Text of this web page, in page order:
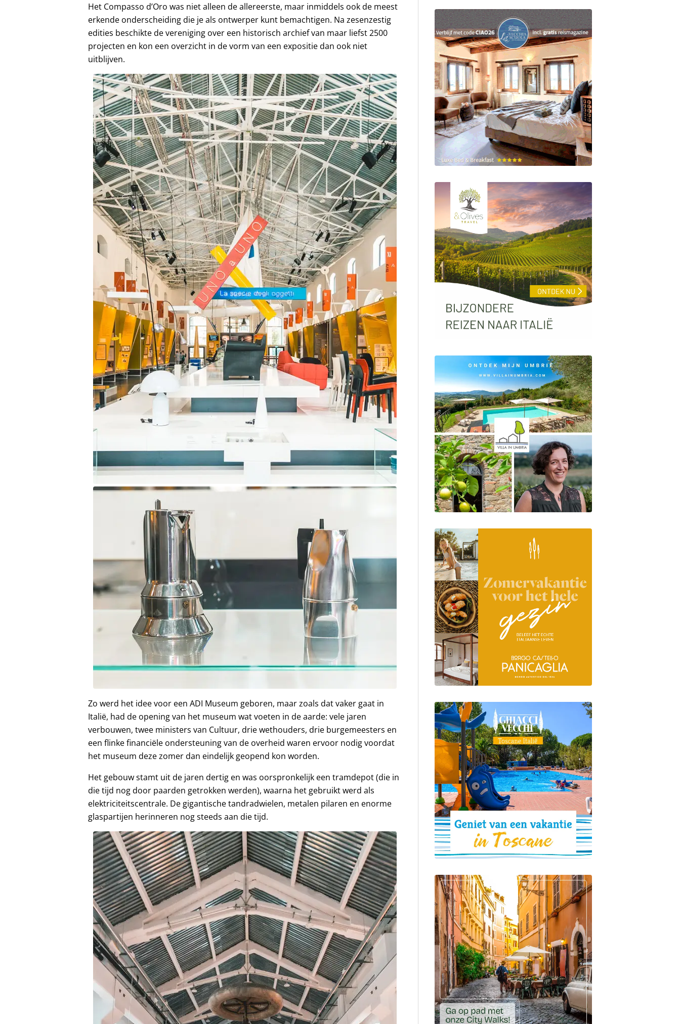
Het Compasso d’Oro was niet alleen de allereerste, maar inmiddels ook de meest
erkende onderscheiding die je als ontwerper kunt bemachtigen. Na zesenzestig
edities beschikte de vereniging over een historisch archief van maar liefst 2500
projecten en kon een overzicht in de vorm van een expositie dan ook niet
uitblijven.
Zo werd het idee voor een ADI Museum geboren, maar zoals dat vaker gaat in
Italië, had de opening van het museum wat voeten in de aarde: vele jaren
verbouwen, twee ministers van Cultuur, drie wethouders, drie burgemeesters en
een flinke financiële ondersteuning van de overheid waren ervoor nodig voordat
het museum deze zomer dan eindelijk geopend kon worden.
Het gebouw stamt uit de jaren dertig en was oorspronkelijk een tramdepot (die in
die tijd nog door paarden getrokken werden), waarna het gebruikt werd als
elektriciteitscentrale. De gigantische tandradwielen, metalen pilaren en enorme
glaspartijen herinneren nog steeds aan die tijd.